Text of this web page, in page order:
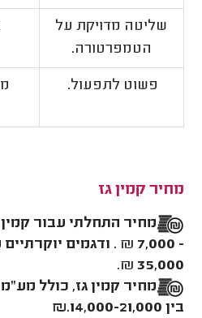
שליטה מדויקת על
הטמפרטורה.
פשוט לתפעול.
מחיר קמין גז
מחיר התחלתי עבור
- 7,000
₪ . ודגמים
35,000
₪.
מחיר קמין גז, כולל
בין 14,000-21,000.₪